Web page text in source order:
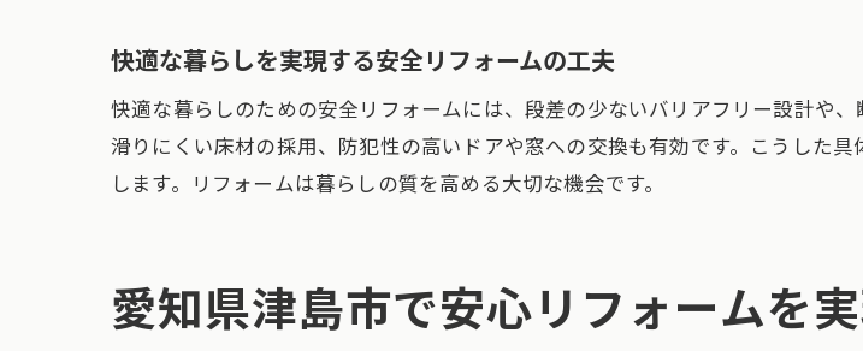
リフォームで安全確認が
施工前後の安全チェック
安全なリフォームを支え
住まいの安全を守るリフ
快適な暮らしを実現する安全リフォームの工夫
快適な暮らしのための安全リフォームには、段差の少ないバリアフリー設計や
滑りにくい床材の採用、防犯性の高いドアや窓への交換も有効です。こうした
します。リフォームは暮らしの質を高める大切な機会です。
愛知県津島市で安心リフォームを